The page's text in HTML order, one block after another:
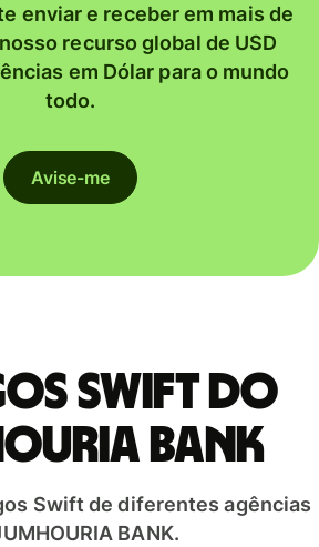
enviar e receber em mais de
recurso global de USD
em Dólar para o mundo
todo.
Avise-me
Swift do
BANK
Swift de diferentes agências
BANK.